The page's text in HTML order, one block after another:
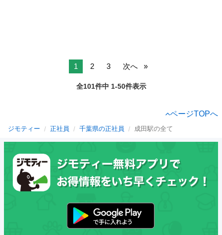
1 2 3 次へ
全101件中 1-50件表示
ページTOPへ
ジモティー 正社員 千葉県の正社員 成田駅の全て